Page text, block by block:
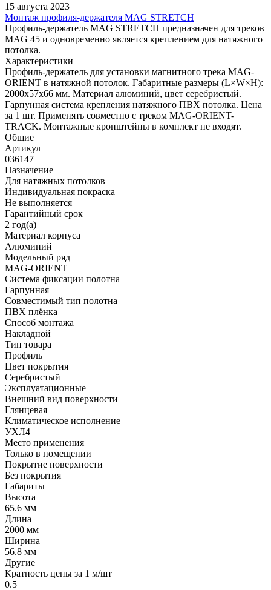
15 августа 2023
Монтаж профиля-держателя MAG STRETCH
Профиль-держатель MAG STRETCH предназначен для треков
MAG 45 и одновременно является креплением для натяжного
потолка.
Характеристики
Профиль-держатель для установки магнитного трека MAG-
ORIENT в натяжной потолок. Габаритные размеры (L×W×H):
2000x57x66 мм. Материал алюминий, цвет серебристый.
Гарпунная система крепления натяжного ПВХ потолка. Цена
за 1 шт. Применять совместно с треком MAG-ORIENT-
TRACK. Монтажные кронштейны в комплект не входят.
Общие
Артикул
036147
Назначение
Для натяжных потолков
Индивидуальная покраска
Не выполняется
Гарантийный срок
2 год(а)
Материал корпуса
Алюминий
Модельный ряд
MAG-ORIENT
Система фиксации полотна
Гарпунная
Совместимый тип полотна
ПВХ плёнка
Способ монтажа
Накладной
Тип товара
Профиль
Цвет покрытия
Серебристый
Эксплуатационные
Внешний вид поверхности
Глянцевая
Климатическое исполнение
УХЛ4
Место применения
Только в помещении
Покрытие поверхности
Без покрытия
Габариты
Высота
65.6 мм
Длина
2000 мм
Ширина
56.8 мм
Другие
Кратность цены за 1 м/шт
0.5